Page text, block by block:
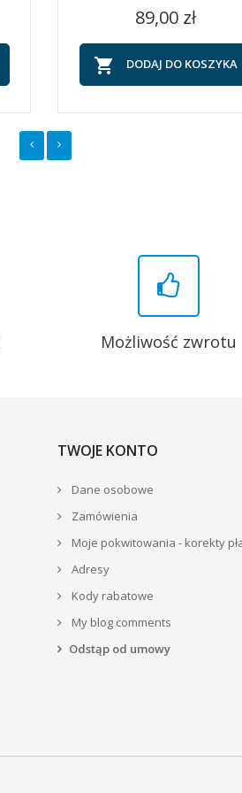
Szybki podgląd
Cena
89,00 zł
 DODAJ DO KOSZYKA
Możliwość zwrotu
TWOJE KONTO
Dane osobowe
Zamówienia
Moje pokwitowania - korekty
Adresy
Kody rabatowe
My blog comments
Odstąp od umowy